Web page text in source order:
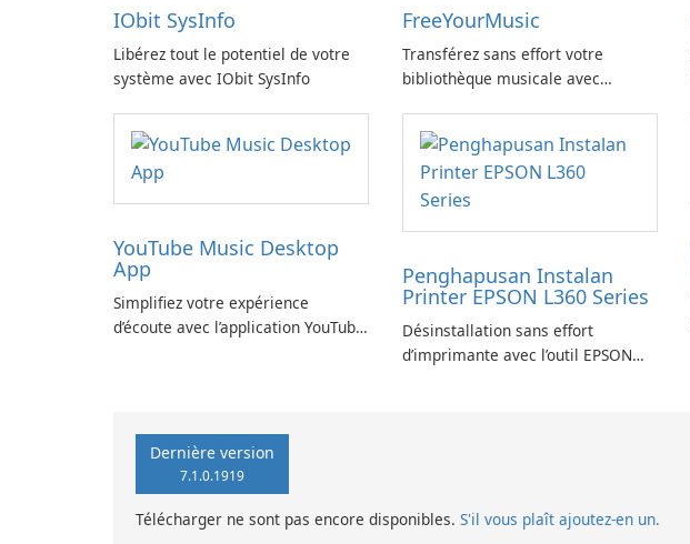
IObit SysInfo
Libérez tout le potentiel de votre
système avec IObit SysInfo
FreeYourMusic
Transférez sans effort votre
bibliothèque musicale avec
YouTube Music Desktop
App
Simplifiez votre expérience
d’écoute avec l’application YouTube
Penghapusan Instalan
Printer EPSON L360 Series
Désinstallation sans effort
d’imprimante avec l’outil EPSON
Dernière version
7.1.0.1919
Télécharger ne sont pas encore disponibles. S'il vous plaît ajoutez-en un.